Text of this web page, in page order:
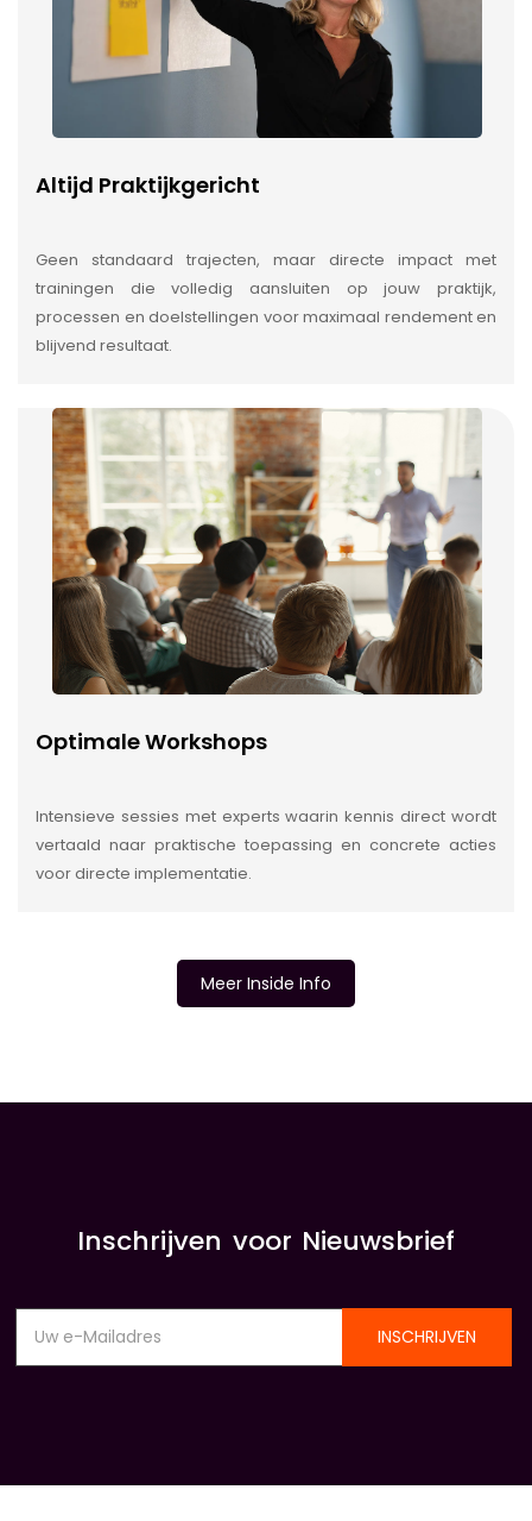
Altijd Praktijkgericht
Geen standaard trajecten, maar directe impact met
trainingen die volledig aansluiten op jouw praktijk,
processen en doelstellingen voor maximaal rendement en
blijvend resultaat.
Optimale Workshops
Intensieve sessies met experts waarin kennis direct wordt
vertaald naar praktische toepassing en concrete acties
voor directe implementatie.
Meer Inside Info
Inschrijven voor Nieuwsbrief
INSCHRIJVEN